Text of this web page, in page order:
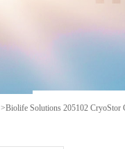
>Biolife Solutions 205102 CryoStor